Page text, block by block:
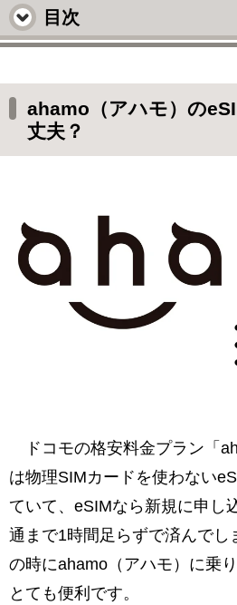
目次
アハモのeSIMの最大の落
それでもアハモのeSIMが
スマホは複数のeSIM
海外旅行で現地SIMが
ahamoを申し込むなら
ahamo（アハモ）の
丈夫？
ドコモの格安料金プラン「
は物理SIMカードを使わない
ていて、eSIMなら新規に申し
通まで1時間足らずで済んでし
の時にahamo（アハモ）に乗
とても便利です。